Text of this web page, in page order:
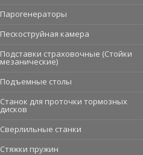
Парогенераторы
Пескоструйная камера
Подставки страховочные (Стойки
мезанические)
Подъемные столы
Станок для проточки тормозных
дисков
Сверлильные станки
Стяжки пружин